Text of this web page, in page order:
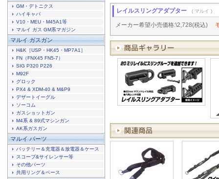
レイルスリングアダプター ( マルイ )
メーカー希望小売価格:\2,728(税込)
GM・デトニクス
ハイキャパ
V10・MEU・M45A1等
マルイ ガス GM系マガジン
マルイ ガスガン
H&K［USP・HK45・MP7A1］
FN（FNX45 FN5-7）
SIG P320 P226
M92F
グロック
PX4 & XDM-40 & M&P9
デザートイーグル
ソーコム
ガスショットガン
M4系 & 89式マシンガン
AK系ガスガン
マルイ パーツ
バッテリー＆充電器＆放電器＆ケース
スコープ&サイレンサー等
その他パーツ
共用リング＆ベース